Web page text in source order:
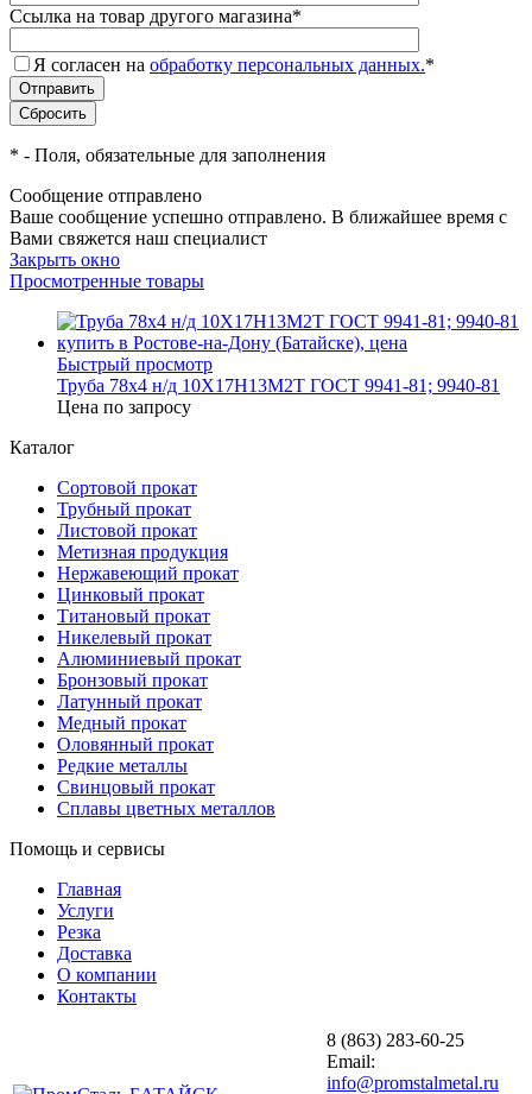
Ссылка на товар другого магазина*
Я согласен на обработку персональных данных.*
* - Поля, обязательные для заполнения
Сообщение отправлено
Ваше сообщение успешно отправлено. В ближайшее время с
Вами свяжется наш специалист
Закрыть окно
Просмотренные товары
Быстрый просмотр
Труба 78х4 н/д 10Х17Н13М2Т ГОСТ 9941-81; 9940-81
Цена по запросу
Каталог
Сортовой прокат
Трубный прокат
Листовой прокат
Метизная продукция
Нержавеющий прокат
Цинковый прокат
Титановый прокат
Никелевый прокат
Алюминиевый прокат
Бронзовый прокат
Латунный прокат
Медный прокат
Оловянный прокат
Редкие металлы
Свинцовый прокат
Сплавы цветных металлов
Помощь и сервисы
Главная
Услуги
Резка
Доставка
О компании
Контакты
8 (863) 283-60-25
Email:
info@promstalmetal.ru